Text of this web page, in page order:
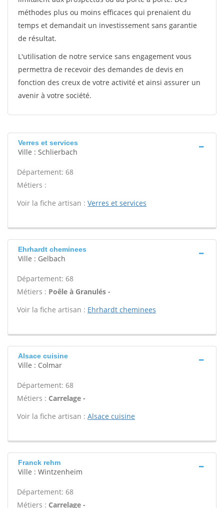
méthodes plus ou moins efficaces qui prenaient du
temps et demandait un investissement sans garantie
de résultat.
L'utilisation de notre service sans engagement vous
permettra de recevoir des demandes de devis en
fonction des creux de votre activité et ainsi assurer un
avenir à votre société.
Verres et services
Ville : Schlierbach
Département: 68
Métiers :
Voir la fiche artisan : Verres et services
Ehrhardt cheminees
Ville : Gelbach
Département: 68
Métiers : Poêle à Granulés -
Voir la fiche artisan : Ehrhardt cheminees
Alsace cuisine
Ville : Colmar
Département: 68
Métiers : Carrelage -
Voir la fiche artisan : Alsace cuisine
Franck rehm
Ville : Wintzenheim
Département: 68
Métiers : Carrelage -